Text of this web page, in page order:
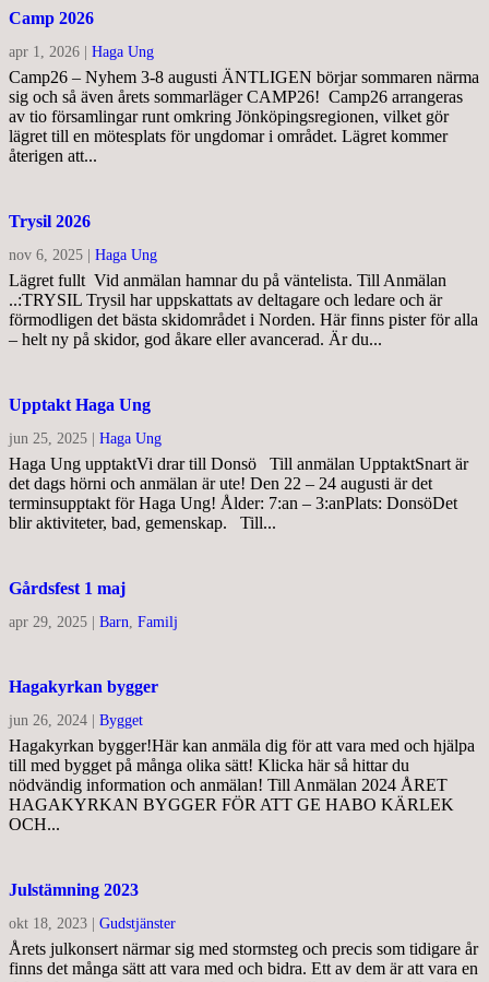
Camp 2026
apr 1, 2026 Haga Ung
Camp26 – Nyhem 3-8 augusti ÄNTLIGEN börjar sommaren närma
sig och så även årets sommarläger CAMP26! Camp26 arrangeras
av tio församlingar runt omkring Jönköpingsregionen, vilket gör
lägret till en mötesplats för ungdomar i området. Lägret kommer
återigen att...
Trysil 2026
nov 6, 2025 Haga Ung
Lägret fullt Vid anmälan hamnar du på väntelista. Till Anmälan
..:TRYSIL Trysil har uppskattats av deltagare och ledare och är
förmodligen det bästa skidområdet i Norden. Här finns pister för alla
– helt ny på skidor, god åkare eller avancerad. Är du...
Upptakt Haga Ung
jun 25, 2025 Haga Ung
Haga Ung upptaktVi drar till Donsö Till anmälan UpptaktSnart är
det dags hörni och anmälan är ute! Den 22 – 24 augusti är det
terminsupptakt för Haga Ung! Ålder: 7:an – 3:anPlats: DonsöDet
blir aktiviteter, bad, gemenskap. Till...
Gårdsfest 1 maj
apr 29, 2025 Barn, Familj
Hagakyrkan bygger
jun 26, 2024 Bygget
Hagakyrkan bygger!Här kan anmäla dig för att vara med och hjälpa
till med bygget på många olika sätt! Klicka här så hittar du
nödvändig information och anmälan! Till Anmälan 2024 ÅRET
HAGAKYRKAN BYGGER FÖR ATT GE HABO KÄRLEK
OCH...
Julstämning 2023
okt 18, 2023 Gudstjänster
Årets julkonsert närmar sig med stormsteg och precis som tidigare år
finns det många sätt att vara med och bidra. Ett av dem är att vara en